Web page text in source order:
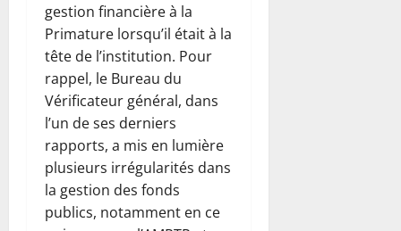
gestion financière à la
Primature lorsqu’il était à la
tête de l’institution. Pour
rappel, le Bureau du
Vérificateur général, dans
l’un de ses derniers
rapports, a mis en lumière
plusieurs irrégularités dans
la gestion des fonds
publics, notamment en ce